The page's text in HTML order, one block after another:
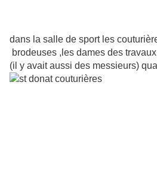
dans la salle de sport les
brodeuses ,les dames des
(il y avait aussi des messieurs)